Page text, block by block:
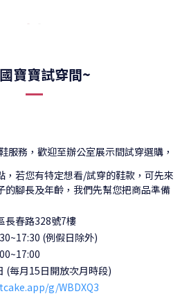
寶寶試穿間~
服務，歡迎至辦公室展示間試穿選購，
，若您有特定想看/試穿的鞋款，可先來
的腳長及年齡，我們先幫您把商品準備
長春路328號7樓
(例假日除外)
15日開放次月時段)
g/WBDXQ3